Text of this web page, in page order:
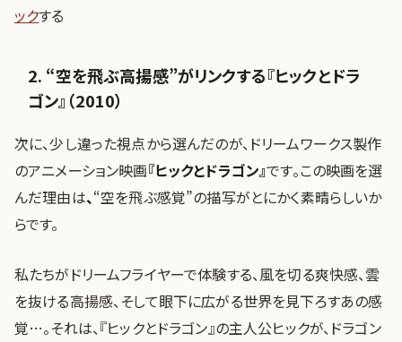
ックする
2. “空を飛ぶ高揚感”がリンクする『ヒックとドラ
ゴン』（2010）
次に、少し違った視点から選んだのが、ドリームワークス製作
のアニメーション映画『ヒックとドラゴン』です。この映画を選
んだ理由は、“空を飛ぶ感覚”の描写がとにかく素晴らしいか
らです。
私たちがドリームフライヤーで体験する、風を切る爽快感、雲
を抜ける高揚感、そして眼下に広がる世界を見下ろすあの感
覚…。それは、『ヒックとドラゴン』の主人公ヒックが、ドラゴン